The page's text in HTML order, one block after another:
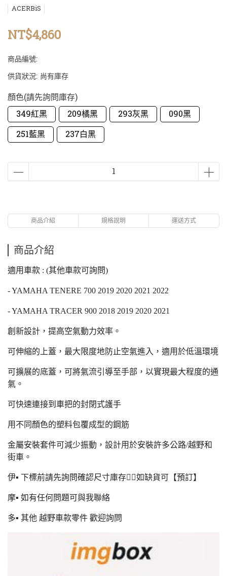
ACERBiS
NT$4,860
商品編號:
供貨狀況: 尚有庫存
顏色(請先詢問庫存)
349紅黑
209橘黑 293灰黑
090黑
251藍黑
237白黑
商品介紹 規格說明 運送方式
商品介紹
適用車款 : (其他車款可詢問)
- YAMAHA TENERE 700 2019 2020 2021 2022
- YAMAHA TRACER 900 2018 2019 2020 2021
創新設計，提高空氣動力效率。
可伸縮的上蓋，最大限度地防止空氣進入，適用於低溫環境
可擴展的底蓋，可將氣流引導至手部，以實現最大程度的通
氣。
可快速連接到車把的封閉式護手
用不同顏色的塑料包覆成型的鋼筋
金屬安裝套件可減少振動，設計用於安裝許多公路/越野和
街車。
伊▪ 下標前請先詢問確認尺寸庫存🙋‍♂️如缺貨可【預訂】
摩▪ 如有任何問題可與我聯絡
多▪ 其他 越野車款零件 歡迎詢問